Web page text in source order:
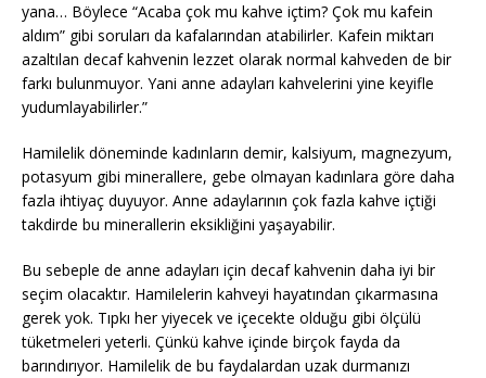
yana… Böylece “Acaba çok mu kahve içtim? Çok mu kafein
aldım” gibi soruları da kafalarından atabilirler. Kafein miktarı
azaltılan decaf kahvenin lezzet olarak normal kahveden de bir
farkı bulunmuyor. Yani anne adayları kahvelerini yine keyifle
yudumlayabilirler.”
Hamilelik döneminde kadınların demir, kalsiyum, magnezyum,
potasyum gibi minerallere, gebe olmayan kadınlara göre daha
fazla ihtiyaç duyuyor. Anne adaylarının çok fazla kahve içtiği
takdirde bu minerallerin eksikliğini yaşayabilir.
Bu sebeple de anne adayları için decaf kahvenin daha iyi bir
seçim olacaktır. Hamilelerin kahveyi hayatından çıkarmasına
gerek yok. Tıpkı her yiyecek ve içecekte olduğu gibi ölçülü
tüketmeleri yeterli. Çünkü kahve içinde birçok fayda da
barındırıyor. Hamilelik de bu faydalardan uzak durmanızı